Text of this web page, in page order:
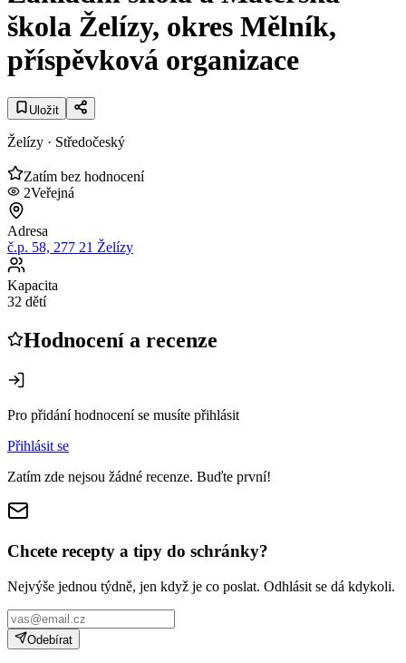
škola Želízy, okres Mělník,
příspěvková organizace
Uložit
Želízy · Středočeský
Zatím bez hodnocení
2Veřejná
Adresa
č.p. 58, 277 21 Želízy
Kapacita
32 dětí
Hodnocení a recenze
Pro přidání hodnocení se musíte přihlásit
Přihlásit se
Zatím zde nejsou žádné recenze. Buďte první!
Chcete recepty a tipy do schránky?
Nejvýše jednou týdně, jen když je co poslat. Odhlásit se dá kdykoli.
Odebírat